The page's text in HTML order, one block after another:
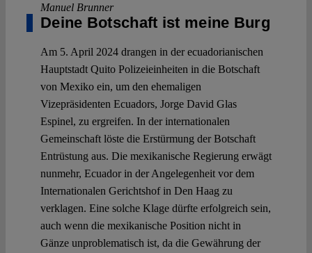
Projects
Open Access
Authors
Spotlight
Manuel Brunner
Deine Botschaft ist meine Burg
Am 5. April 2024 drangen in der ecuadorianischen
Hauptstadt Quito Polizeieinheiten in die Botschaft
von Mexiko ein, um den ehemaligen
Vizepräsidenten Ecuadors, Jorge David Glas
Espinel, zu ergreifen. In der internationalen
Gemeinschaft löste die Erstürmung der Botschaft
Entrüstung aus. Die mexikanische Regierung erwägt
nunmehr, Ecuador in der Angelegenheit vor dem
Internationalen Gerichtshof in Den Haag zu
verklagen. Eine solche Klage dürfte erfolgreich sein,
auch wenn die mexikanische Position nicht in
Gänze unproblematisch ist, da die Gewährung der